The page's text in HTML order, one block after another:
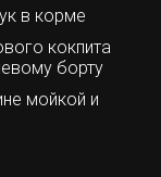
в корме
кокпита
борту
мойкой и